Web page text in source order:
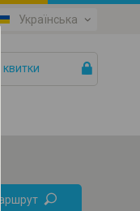
Українська
квитки